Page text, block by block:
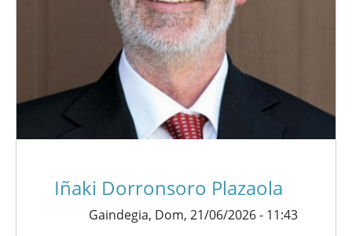
Iñaki Dorronsoro Plazaola
Gaindegia, Dom, 21/06/2026 - 11:43